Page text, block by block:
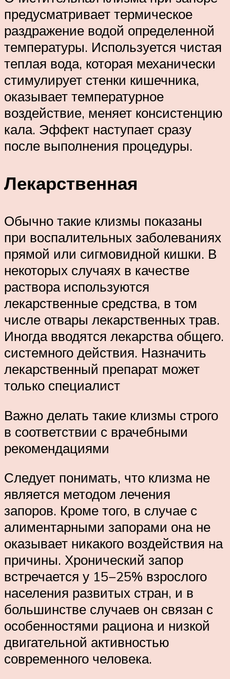
предусматривает термическое
раздражение водой определенной
температуры. Используется чистая
теплая вода, которая механически
стимулирует стенки кишечника,
оказывает температурное
воздействие, меняет консистенцию
кала. Эффект наступает сразу
после выполнения процедуры.
Лекарственная
Обычно такие клизмы показаны
при воспалительных заболеваниях
прямой или сигмовидной кишки. В
некоторых случаях в качестве
раствора используются
лекарственные средства, в том
числе отвары лекарственных трав.
Иногда вводятся лекарства общего.
системного действия. Назначить
лекарственный препарат может
только специалист
Важно делать такие клизмы строго
в соответствии с врачебными
рекомендациями
Следует понимать, что клизма не
является методом лечения
запоров. Кроме того, в случае с
алиментарными запорами она не
оказывает никакого воздействия на
причины. Хронический запор
встречается у 15−25% взрослого
населения развитых стран, и в
большинстве случаев он связан с
особенностями рациона и низкой
двигательной активностью
современного человека.